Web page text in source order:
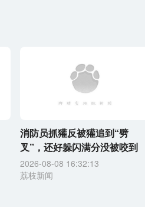
消防员抓獾反被獾追到“劈
叉”，还好躲闪满分没被咬到
2026-08-08 16:32:13
荔枝新闻